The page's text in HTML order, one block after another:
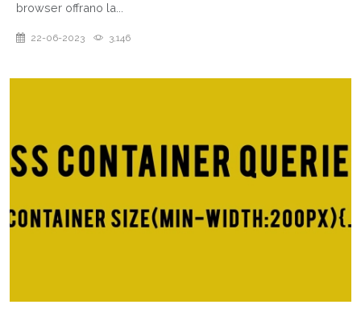
browser offrano la...
22-06-2023 3,146